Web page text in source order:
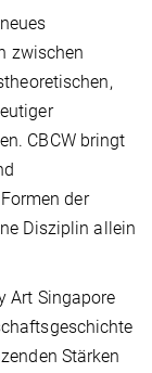
zwischen
CBCW bringt
der
Disziplin allein
Art Singapore
Stärken